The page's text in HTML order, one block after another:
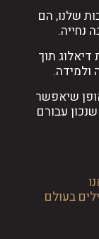
שלנו, הם
נחייה.
תוך
ולמידה.
שיאפשר
עבורם
בעולם